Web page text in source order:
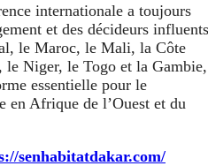
internationale a toujours
et des décideurs influents
le Maroc, le Mali, la Côte
Niger, le Togo et la Gambie,
essentielle pour le
en Afrique de l’Ouest et du
senhabitatdakar.com/